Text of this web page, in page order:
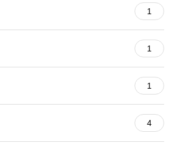
1
1
1
4